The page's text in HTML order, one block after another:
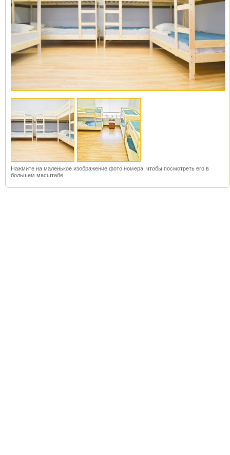
Нажмите на маленькое изображение фото номера, чтобы посмотреть его в
большем масштабе